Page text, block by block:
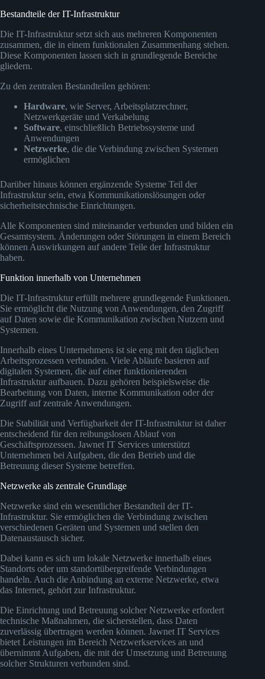
Bestandteile der IT-Infrastruktur
Die IT-Infrastruktur setzt sich aus mehreren Komponenten
zusammen, die in einem funktionalen Zusammenhang stehen.
Diese Komponenten lassen sich in grundlegende Bereiche
gliedern.
Zu den zentralen Bestandteilen gehören:
Hardware, wie Server, Arbeitsplatzrechner,
Netzwerkgeräte und Verkabelung
Software, einschließlich Betriebssysteme und
Anwendungen
Netzwerke, die die Verbindung zwischen Systemen
ermöglichen
Darüber hinaus können ergänzende Systeme Teil der
Infrastruktur sein, etwa Kommunikationslösungen oder
sicherheitstechnische Einrichtungen.
Alle Komponenten sind miteinander verbunden und bilden ein
Gesamtsystem. Änderungen oder Störungen in einem Bereich
können Auswirkungen auf andere Teile der Infrastruktur
haben.
Funktion innerhalb von Unternehmen
Die IT-Infrastruktur erfüllt mehrere grundlegende Funktionen.
Sie ermöglicht die Nutzung von Anwendungen, den Zugriff
auf Daten sowie die Kommunikation zwischen Nutzern und
Systemen.
Innerhalb eines Unternehmens ist sie eng mit den täglichen
Arbeitsprozessen verbunden. Viele Abläufe basieren auf
digitalen Systemen, die auf einer funktionierenden
Infrastruktur aufbauen. Dazu gehören beispielsweise die
Bearbeitung von Daten, interne Kommunikation oder der
Zugriff auf zentrale Anwendungen.
Die Stabilität und Verfügbarkeit der IT-Infrastruktur ist daher
entscheidend für den reibungslosen Ablauf von
Geschäftsprozessen. Jawnet IT Services unterstützt
Unternehmen bei Aufgaben, die den Betrieb und die
Betreuung dieser Systeme betreffen.
Netzwerke als zentrale Grundlage
Netzwerke sind ein wesentlicher Bestandteil der IT-
Infrastruktur. Sie ermöglichen die Verbindung zwischen
verschiedenen Geräten und Systemen und stellen den
Datenaustausch sicher.
Dabei kann es sich um lokale Netzwerke innerhalb eines
Standorts oder um standortübergreifende Verbindungen
handeln. Auch die Anbindung an externe Netzwerke, etwa
das Internet, gehört zur Infrastruktur.
Die Einrichtung und Betreuung solcher Netzwerke erfordert
technische Maßnahmen, die sicherstellen, dass Daten
zuverlässig übertragen werden können. Jawnet IT Services
bietet Leistungen im Bereich Netzwerkservices an und
übernimmt Aufgaben, die mit der Umsetzung und Betreuung
solcher Strukturen verbunden sind.